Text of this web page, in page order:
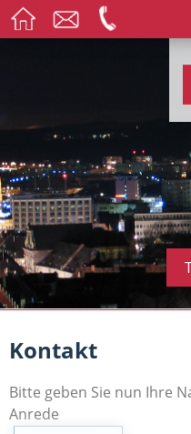
Kontakt
Bitte geben Sie nun Ihre
Anrede